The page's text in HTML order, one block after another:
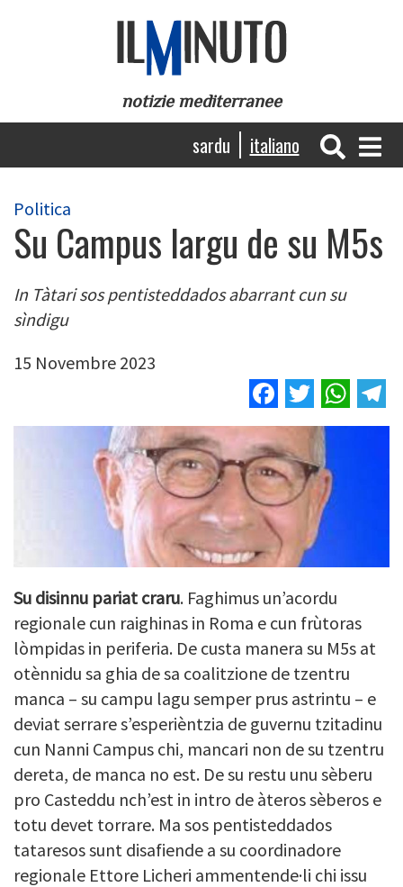
notizie mediterranee
Navigazione
principale
sardu italiano
Politica
Su Campus largu de su M5s
In Tàtari sos pentisteddados abarrant cun su
sìndigu
15 Novembre 2023
Facebook
Twitter
Su disinnu pariat craru. Faghimus un’acordu
regionale cun raighinas in Roma e cun frùtoras
lòmpidas in periferia. De custa manera su M5s at
otènnidu sa ghia de sa coalitzione de tzentru
manca – su campu lagu semper prus astrintu – e
deviat serrare s’esperièntzia de guvernu tzitadinu
cun Nanni Campus chi, mancari non de su tzentru
dereta, de manca no est. De su restu unu sèberu
pro Casteddu nch’est in intro de àteros sèberos e
totu devet torrare. Ma sos pentisteddados
tataresos sunt disafiende a su coordinadore
regionale Ettore Licheri ammentende·li chi issu